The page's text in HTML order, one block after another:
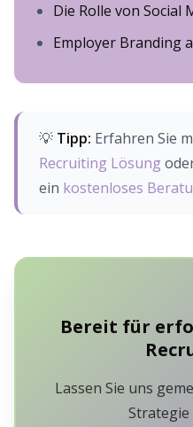
Die Rolle von Social
Employer Branding
💡 Tipp: Erfahren Sie
Recruiting Lösung
ein kostenloses
Bereit für
Lassen Sie uns